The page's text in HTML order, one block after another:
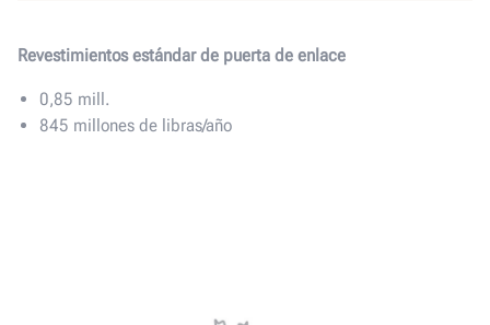
Revestimientos estándar de puerta de enlace
0,85 mill.
845 millones de libras/año